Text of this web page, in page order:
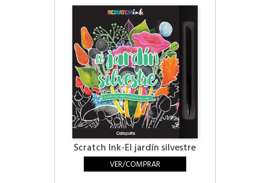
Scratch Ink-El jardín silvestre
VER/COMPRAR